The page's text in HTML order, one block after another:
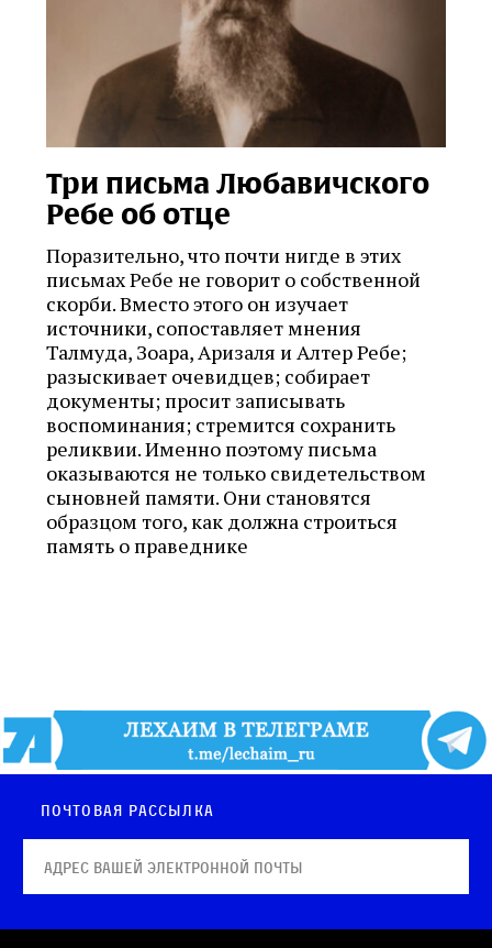
Три письма Любавичского
Ребе об отце
Поразительно, что почти нигде в этих
письмах Ребе не говорит о собственной
скорби. Вместо этого он изучает
источники, сопоставляет мнения
Талмуда, Зоара, Аризаля и Алтер Ребе;
разыскивает очевидцев; собирает
документы; просит записывать
воспоминания; стремится сохранить
реликвии. Именно поэтому письма
оказываются не только свидетельством
сыновней памяти. Они становятся
образцом того, как должна строиться
память о праведнике
Почтовая рассылка